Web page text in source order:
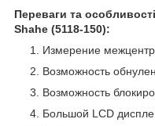
Переваги та
Shahe (5118-150):
Измерение
Возможность
Возможность
Большой LCD